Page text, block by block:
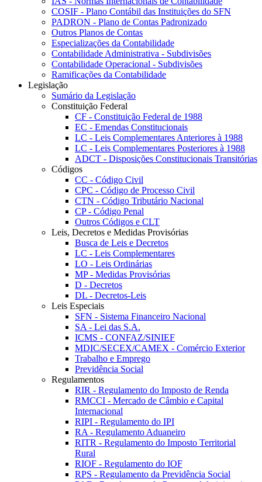
COSIF - Plano Contábil das Instituições do SFN
PADRON - Plano de Contas Padronizado
Outros Planos de Contas
Especializações da Contabilidade
Contabilidade Administrativa - Subdivisões
Contabilidade Operacional - Subdivisões
Ramificações da Contabilidade
Legislação
Sumário da Legislação
Constituição Federal
CF - Constituição Federal de 1988
EC - Emendas Constitucionais
LC - Leis Complementares Anteriores à 1988
LC - Leis Complementares Posteriores à 1988
ADCT - Disposições Constitucionais Transitórias
Códigos
CC - Código Civil
CPC - Código de Processo Civil
CTN - Código Tributário Nacional
CP - Código Penal
Outros Códigos e CLT
Leis, Decretos e Medidas Provisórias
Busca de Leis e Decretos
LC - Leis Complementares
LO - Leis Ordinárias
MP - Medidas Provisórias
D - Decretos
DL - Decretos-Leis
Leis Especiais
SFN - Sistema Financeiro Nacional
SA - Lei das S.A.
ICMS - CONFAZ/SINIEF
MDIC/SECEX/CAMEX - Comércio Exterior
Trabalho e Emprego
Previdência Social
Regulamentos
RIR - Regulamento do Imposto de Renda
RMCCI - Mercado de Câmbio e Capital
Internacional
RIPI - Regulamento do IPI
RA - Regulamento Aduaneiro
RITR - Regulamento do Imposto Territorial
Rural
RIOF - Regulamento do IOF
RPS - Regulamento da Previdência Social